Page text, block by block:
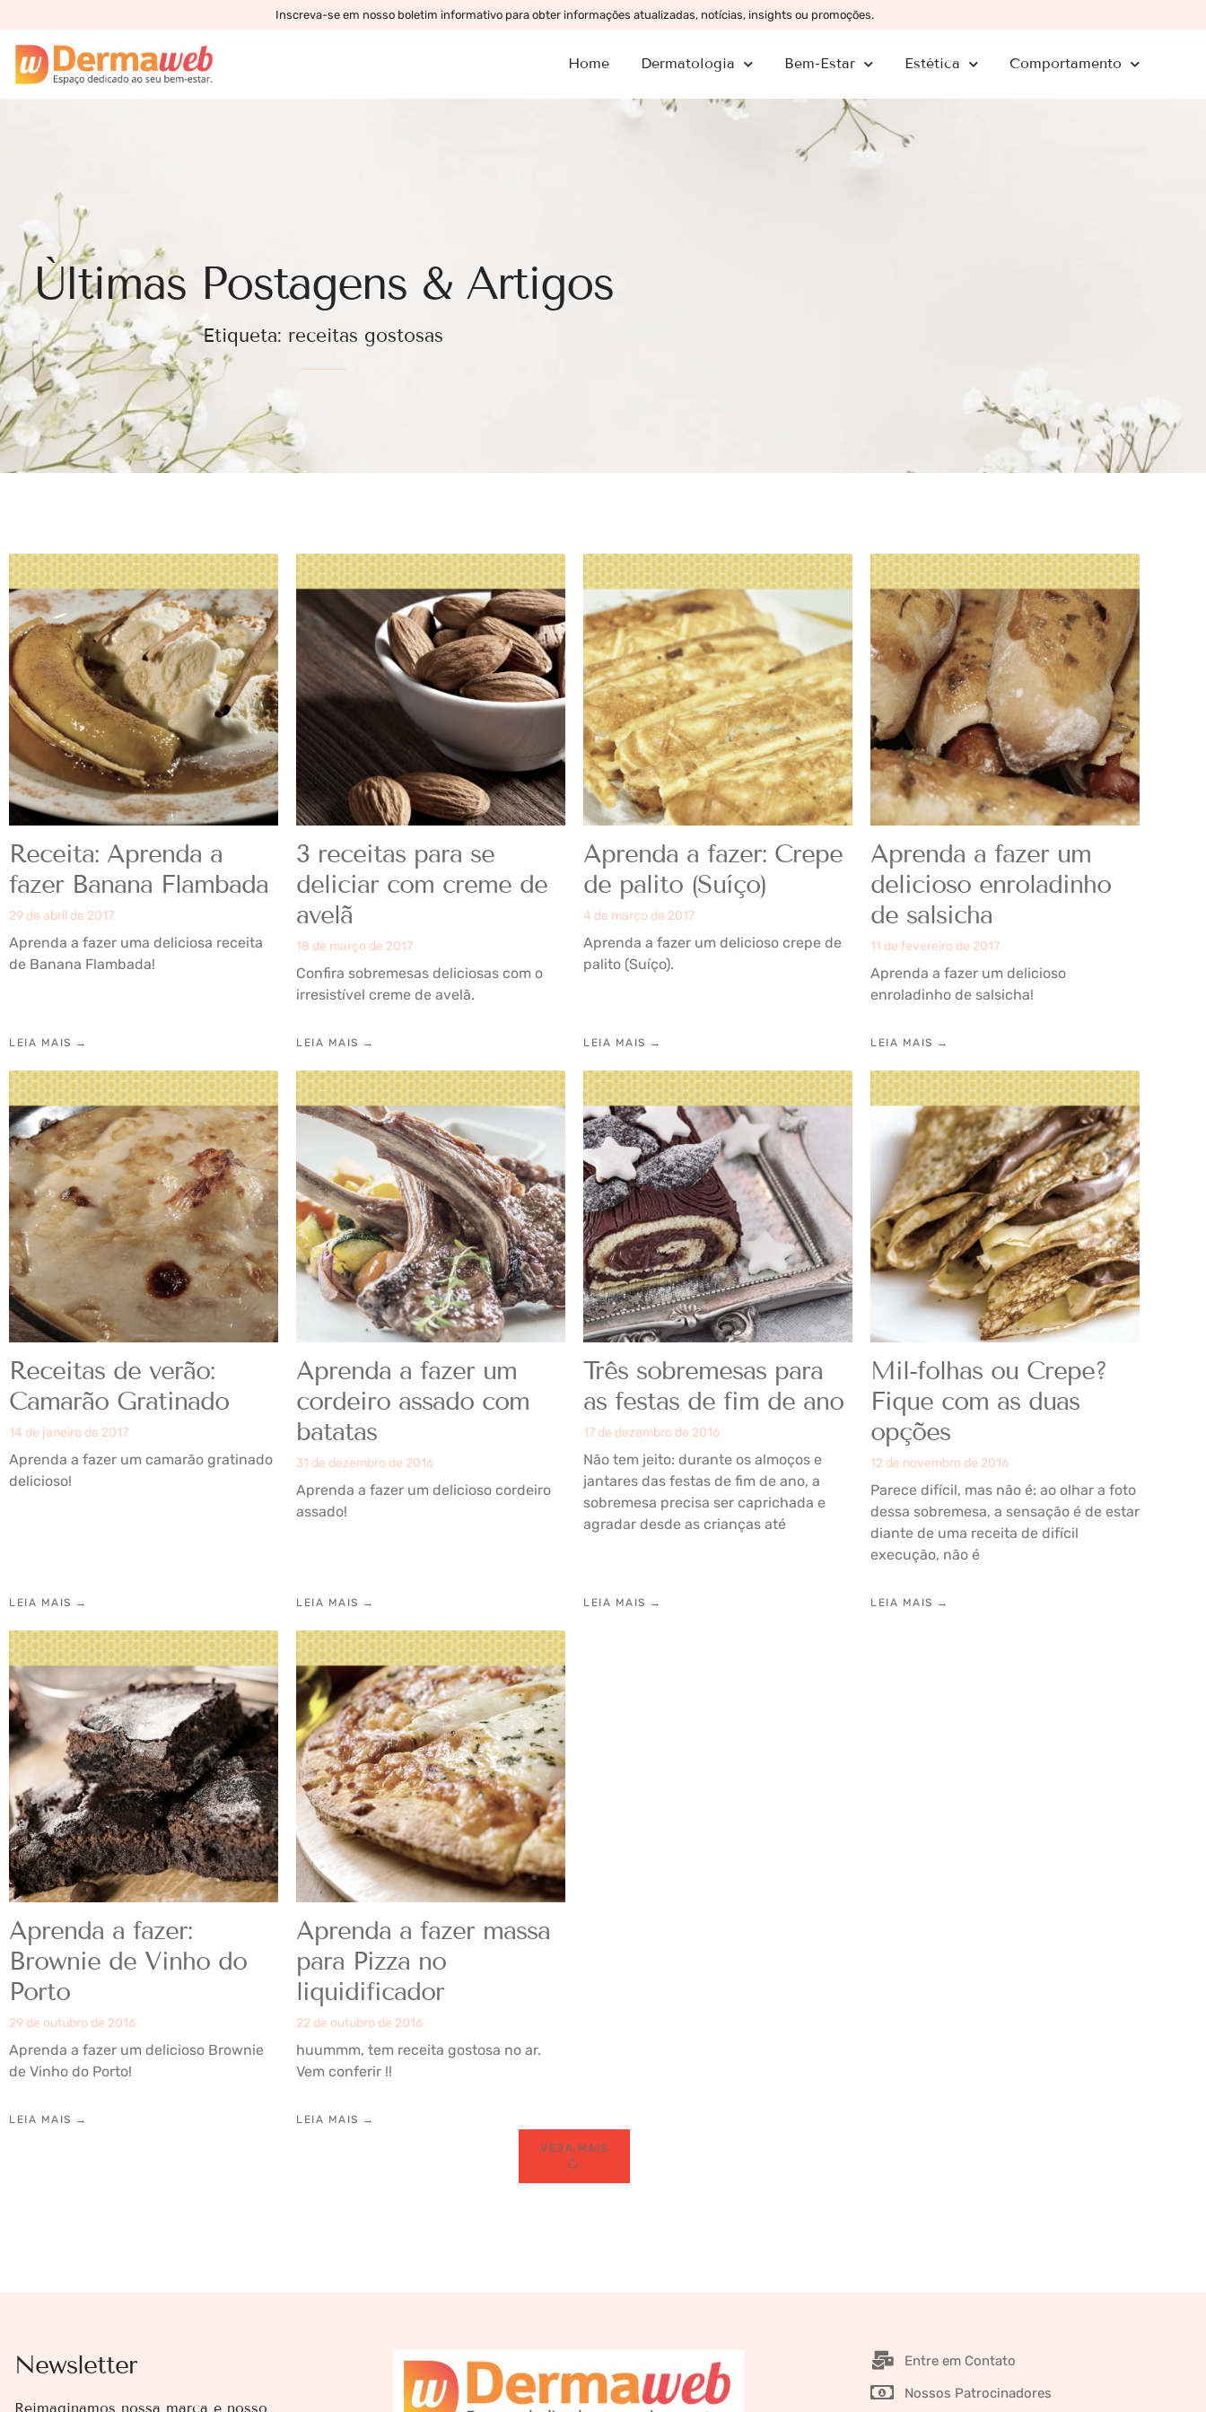
Inscreva-se em nosso boletim informativo para obter informações atualizadas, notícias, insights ou promoções.
Home Dermatologia Bem-Estar Estética Comportamento
Ùltimas Postagens & Artigos
Etiqueta: receitas gostosas
Receita: Aprenda a
fazer Banana Flambada
29 de abril de 2017
Aprenda a fazer uma deliciosa receita
de Banana Flambada!
LEIA MAIS →
3 receitas para se
deliciar com creme de
avelã
18 de março de 2017
Confira sobremesas deliciosas com o
irresistível creme de avelã.
LEIA MAIS →
Aprenda a fazer: Crepe
de palito (Suíço)
4 de março de 2017
Aprenda a fazer um delicioso crepe de
palito (Suíço).
LEIA MAIS →
Aprenda a fazer um
delicioso enroladinho
de salsicha
11 de fevereiro de 2017
Aprenda a fazer um delicioso
enroladinho de salsicha!
LEIA MAIS →
Receitas de verão:
Camarão Gratinado
14 de janeiro de 2017
Aprenda a fazer um camarão gratinado
delicioso!
LEIA MAIS →
Aprenda a fazer um
cordeiro assado com
batatas
31 de dezembro de 2016
Aprenda a fazer um delicioso cordeiro
assado!
LEIA MAIS →
Três sobremesas para
as festas de fim de ano
17 de dezembro de 2016
Não tem jeito: durante os almoços e
jantares das festas de fim de ano, a
sobremesa precisa ser caprichada e
agradar desde as crianças até
LEIA MAIS →
Mil-folhas ou Crepe?
Fique com as duas
opções
12 de novembro de 2016
Parece difícil, mas não é: ao olhar a foto
dessa sobremesa, a sensação é de estar
diante de uma receita de difícil
execução, não é
LEIA MAIS →
Aprenda a fazer:
Brownie de Vinho do
Porto
29 de outubro de 2016
Aprenda a fazer um delicioso Brownie
de Vinho do Porto!
LEIA MAIS →
Aprenda a fazer massa
para Pizza no
liquidificador
22 de outubro de 2016
huummm, tem receita gostosa no ar.
Vem conferir !!
LEIA MAIS →
VEJA MAIS
Newsletter
Reimaginamos nossa marca e nosso
Entre em Contato
Nossos Patrocinadores